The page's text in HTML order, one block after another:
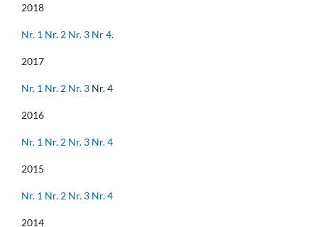
2018
Nr. 1 Nr. 2 Nr. 3 Nr 4.
2017
Nr. 1 Nr. 2 Nr. 3 Nr. 4
2016
Nr. 1 Nr. 2 Nr. 3 Nr. 4
2015
Nr. 1 Nr. 2 Nr. 3 Nr. 4
2014